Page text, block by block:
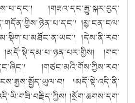
།གཟའ་དང་རྒྱུ་སྐར་བྱད་
།མྱ་ངན་ངལ་
།དེས་ནི་རབ་
།གང་
།གཙང་མའི་གོས་ཀྱིས་རབ་
།མདོ་སྡེ་འདི་ནི་
།སྲོག་ཆགས་དག་